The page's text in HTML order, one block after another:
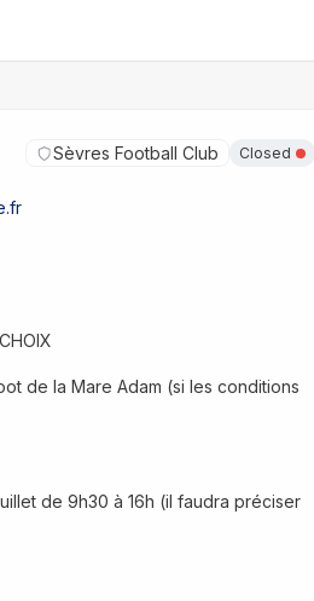
Sèvres Football Club Closed
de la Mare Adam (si les conditions
de 9h30 à 16h (il faudra préciser